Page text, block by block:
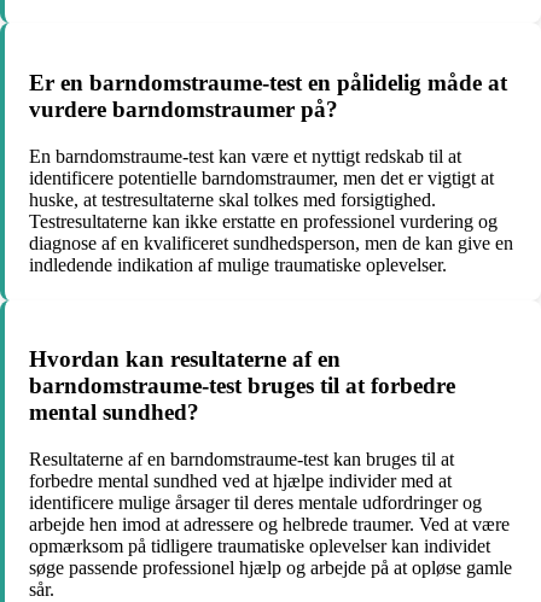
Er en barndomstraume-test en pålidelig måde at
vurdere barndomstraumer på?
En barndomstraume-test kan være et nyttigt redskab til at
identificere potentielle barndomstraumer, men det er vigtigt at
huske, at testresultaterne skal tolkes med forsigtighed.
Testresultaterne kan ikke erstatte en professionel vurdering og
diagnose af en kvalificeret sundhedsperson, men de kan give en
indledende indikation af mulige traumatiske oplevelser.
Hvordan kan resultaterne af en
barndomstraume-test bruges til at forbedre
mental sundhed?
Resultaterne af en barndomstraume-test kan bruges til at
forbedre mental sundhed ved at hjælpe individer med at
identificere mulige årsager til deres mentale udfordringer og
arbejde hen imod at adressere og helbrede traumer. Ved at være
opmærksom på tidligere traumatiske oplevelser kan individet
søge passende professionel hjælp og arbejde på at opløse gamle
sår.